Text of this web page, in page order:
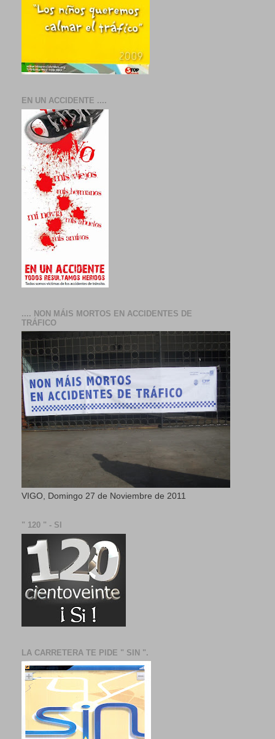
EN UN ACCIDENTE ....
.... NON MÁIS MORTOS EN ACCIDENTES DE
TRÁFICO
VIGO, Domingo 27 de Noviembre de 2011
" 120 " - SI
LA CARRETERA TE PIDE " SIN ".